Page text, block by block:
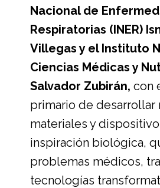
Nacional de
Respiratorias (INER)
Villegas y el Instituto
Ciencias Médicas y
Salvador Zubirán, con
primario de desarrollar
materiales y
inspiración biológica,
problemas médicos,
tecnologías